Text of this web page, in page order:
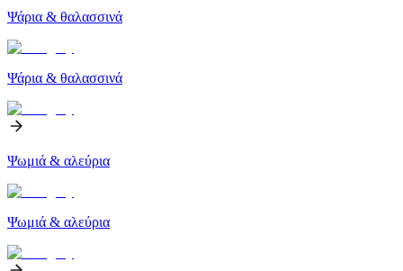
Ψάρια & θαλασσινά
Ψάρια & θαλασσινά
Ψωμιά & αλεύρια
Ψωμιά & αλεύρια